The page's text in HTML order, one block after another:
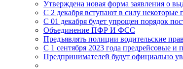
Утверждена новая форма заявления о
С 2 декабря вступают в силу некоторые
C 01 декабря будет упрощен порядок
Объединение ПФР И ФСС
Предъявлять полиции водительские
С 1 сентября 2023 года предрейсовые
Предпринимателей будут официально